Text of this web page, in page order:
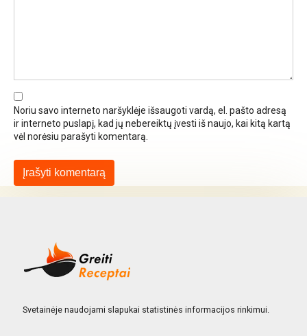
Noriu savo interneto naršyklėje išsaugoti vardą, el. pašto adresą
ir interneto puslapį, kad jų nebereiktų įvesti iš naujo, kai kitą kartą
vėl norėsiu parašyti komentarą.
Svetainėje naudojami slapukai statistinės informacijos rinkimui.